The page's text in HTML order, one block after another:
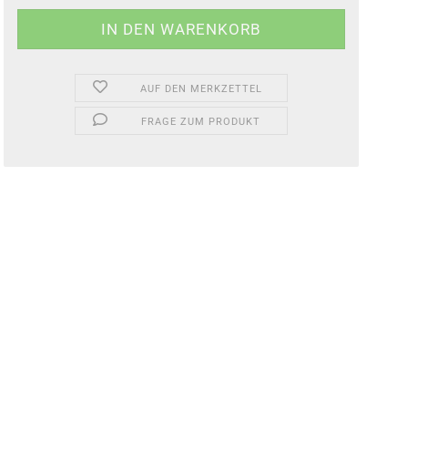
AUF DEN MERKZETTEL
FRAGE ZUM PRODUKT